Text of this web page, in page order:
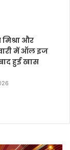
मिश्रा और
में ऑल इज
हुई खास